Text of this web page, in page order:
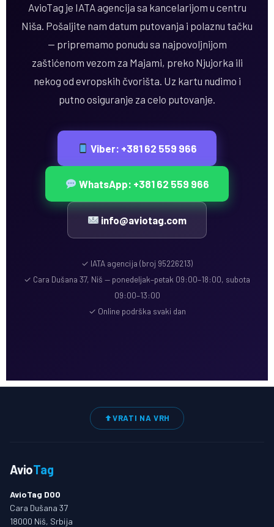
AvioTag je IATA agencija sa kancelarijom u centru
Niša. Pošaljite nam datum putovanja i polaznu tačku
— pripremamo ponudu sa najpovoljnijom
zaštićenom vezom za Majami, preko Njujorka ili
nekog od evropskih čvorišta. Uz kartu nudimo i
putno osiguranje za celo putovanje.
Viber: +381 62 559 966
WhatsApp: +381 62 559 966
info@aviotag.com
✓ IATA agencija (broj 95226213)
✓ Cara Dušana 37, Niš — ponedeljak–petak 09:00–18:00, subota
09:00–13:00
✓ Online podrška svaki dan
VRATI NA VRH
AvioTag
AvioTag DOO
Cara Dušana 37
18000 Niš, Srbija